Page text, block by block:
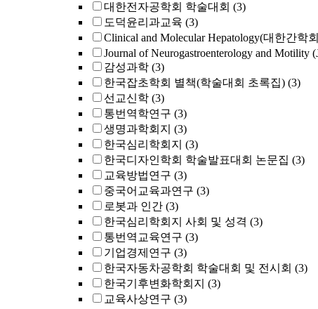
대한전자공학회 학술대회 (3)
도덕윤리과교육 (3)
Clinical and Molecular Hepatology(대한간학
Journal of Neurogastroenterology and Motility
감성과학 (3)
한국잡초학회 별책(학술대회 초록집) (3)
선교신학 (3)
통번역학연구 (3)
생명과학회지 (3)
한국심리학회지 (3)
한국디자인학회 학술발표대회 논문집 (3)
교육방법연구 (3)
중국어교육과연구 (3)
로봇과 인간 (3)
한국심리학회지 사회 및 성격 (3)
통번역교육연구 (3)
기업경제연구 (3)
한국자동차공학회 학술대회 및 전시회 (3)
한국기후변화학회지 (3)
교육사상연구 (3)